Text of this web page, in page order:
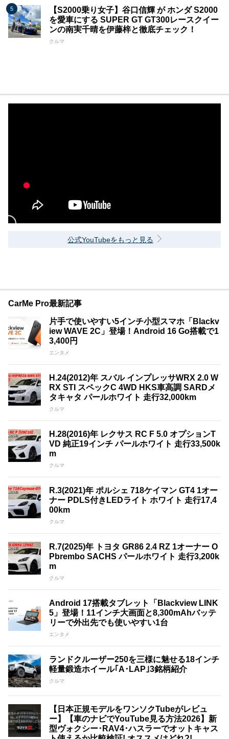
【S2000乗り女子】谷口信輝 が ホンダ S2000
を愛車にする SUPER GT GT300レースクイー
ンの南実千晴を伊藤梓と徹底チェック！
クルマ
公式YouTubeをもっと見る
CarMe Pro最新記事
片手で使いやすい5インチ小型スマホ「Blackv
iew WAVE 2C」登場！Android 16 Go搭載で1
3,400円
エンタメ
H.24(2012)年 スバル インプレッサWRX 2.0 W
RX STI スペックC 4WD HKS車高調 SARDメ
タキャタ パールホワイト 走行32,000km
クルマ
H.28(2016)年 レクサス RC F 5.0 オプションT
VD 純正19インチ パールホワイト 走行33,500k
m
クルマ
R.3(2021)年 ポルシェ 718ケイマン GT4 1オー
ナー PDLS付きLEDライト ホワイト 走行17,4
00km
クルマ
R.7(2025)年 トヨタ GR86 2.4 RZ 1オーナー O
Pbrembo SACHS パールホワイト 走行3,200k
m
クルマ
Android 17搭載タブレット「Blackview LINK
5」登場！11インチ大画面と8,300mAhバッテ
リーで外出先でも使いやすい1台
エンタメ
ランドクルーザー250を三様に魅せる18インチ
軽量鍛造ホイール｢A･LAP｣3銘柄紹介
クルマ
【日本正規モデルをワンソクTubeがレビュ
ー】【車のナビでYouTube見る方法2026】新
型ヴォクシー･RAV4･ハスラーでオットキャス